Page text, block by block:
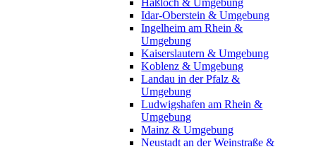
Haßloch & Umgebung
Idar-Oberstein & Umgebung
Ingelheim am Rhein &
Umgebung
Kaiserslautern & Umgebung
Koblenz & Umgebung
Landau in der Pfalz &
Umgebung
Ludwigshafen am Rhein &
Umgebung
Mainz & Umgebung
Neustadt an der Weinstraße &